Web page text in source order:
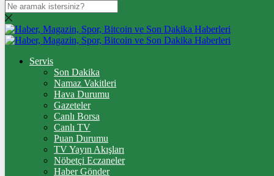
DOLAR
47,7255$% 0.01
% -0.06
STERLİN
% -0.01
GRAM ALTIN
%-0,38
Servis
Son Dakika
Namaz Vakitleri
Hava Durumu
Gazeteler
Canlı Borsa
Canlı TV
Puan Durumu
TV Yayın Akışları
Nöbetçi Eczaneler
Haber Gönder